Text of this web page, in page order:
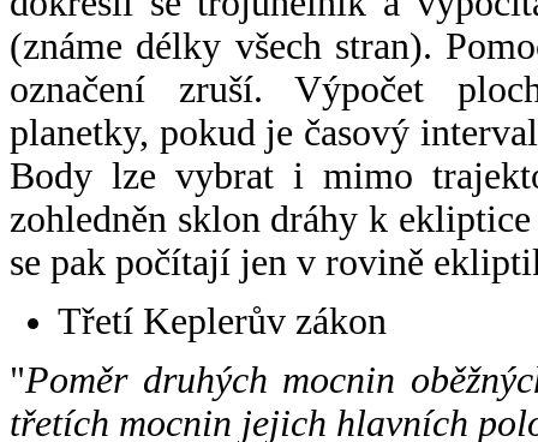
(známe délky všech stran).
označení zruší. Výpočet
planetky, pokud je časový
Body lze vybrat i mimo
zohledněn sklon dráhy k
se pak počítají jen v rovině
Třetí Keplerův zákon
"Poměr druhých mocnin
třetích mocnin jejich hlavních